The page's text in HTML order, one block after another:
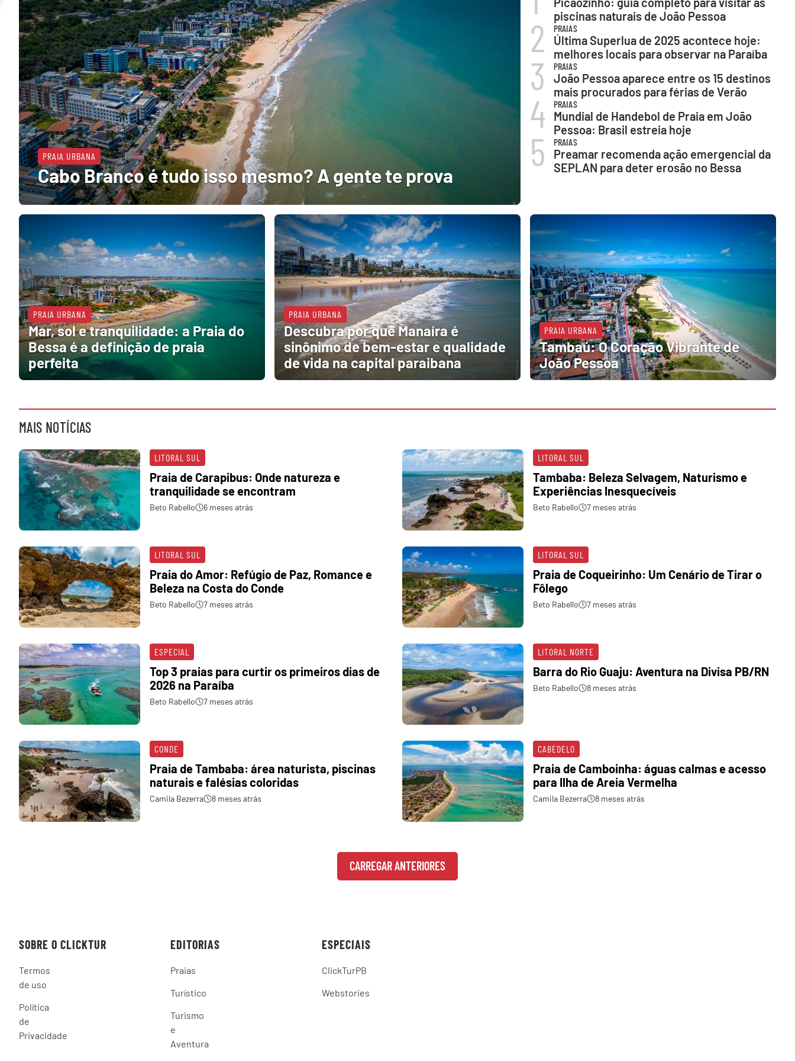
PRAIA URBANA
Cabo Branco é tudo isso mesmo? A gente te prova
piscinas naturais de João Pessoa
2 PRAIAS
Última Superlua de 2025 acontece hoje:
melhores locais para observar na Paraíba
3 PRAIAS
João Pessoa aparece entre os 15 destinos
mais procurados para férias de Verão
4 PRAIAS
Mundial de Handebol de Praia em João
Pessoa: Brasil estreia hoje
5 PRAIAS
Preamar recomenda ação emergencial da
SEPLAN para deter erosão no Bessa
PRAIA URBANA
Mar, sol e tranquilidade: a Praia do
Bessa é a definição de praia
perfeita
PRAIA URBANA
Descubra por que Manaíra é
sinônimo de bem-estar e qualidade
de vida na capital paraibana
PRAIA URBANA
Tambaú: O Coração Vibrante de
João Pessoa
MAIS NOTÍCIAS
LITORAL SUL
Praia de Carapibus: Onde natureza e
tranquilidade se encontram
Beto Rabello 6 meses atrás
LITORAL SUL
Tambaba: Beleza Selvagem, Naturismo e
Experiências Inesquecíveis
Beto Rabello 7 meses atrás
LITORAL SUL
Praia do Amor: Refúgio de Paz, Romance e
Beleza na Costa do Conde
Beto Rabello 7 meses atrás
LITORAL SUL
Praia de Coqueirinho: Um Cenário de Tirar o
Fôlego
Beto Rabello 7 meses atrás
ESPECIAL
Top 3 praias para curtir os primeiros dias de
2026 na Paraíba
Beto Rabello 7 meses atrás
LITORAL NORTE
Barra do Rio Guaju: Aventura na Divisa PB/RN
Beto Rabello 8 meses atrás
CONDE
Praia de Tambaba: área naturista, piscinas
naturais e falésias coloridas
Camila Bezerra 8 meses atrás
CABEDELO
Praia de Camboinha: águas calmas e acesso
para Ilha de Areia Vermelha
Camila Bezerra 8 meses atrás
CARREGAR ANTERIORES
SOBRE O CLICKTUR
Termos
de uso
Política
de
Privacidade
EDITORIAS
Praias
Turístico
Turismo
e
Aventura
ESPECIAIS
ClickTurPB
Webstories